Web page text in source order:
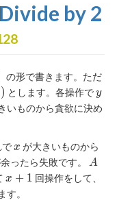
by 2
の形で書きます。ただ
) とします。各操作でy
y
いものから貪欲に決め
でx
x が大きいものから
ったら失敗です。 A
A
x+1
x + 1 回操作をして、
。